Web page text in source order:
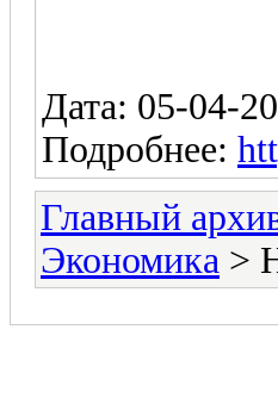
Дата: 05-04-
Подробнее:
Главный
Экономика >